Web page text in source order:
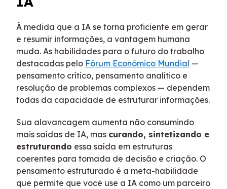
À medida que a IA se torna proficiente em gerar
e resumir informações, a vantagem humana
muda. As habilidades para o futuro do trabalho
destacadas pelo Fórum Econômico Mundial —
pensamento crítico, pensamento analítico e
resolução de problemas complexos — dependem
todas da capacidade de estruturar informações.
Sua alavancagem aumenta não consumindo
mais saídas de IA, mas curando, sintetizando e
estruturando essa saída em estruturas
coerentes para tomada de decisão e criação. O
pensamento estruturado é a meta-habilidade
que permite que você use a IA como um parceiro